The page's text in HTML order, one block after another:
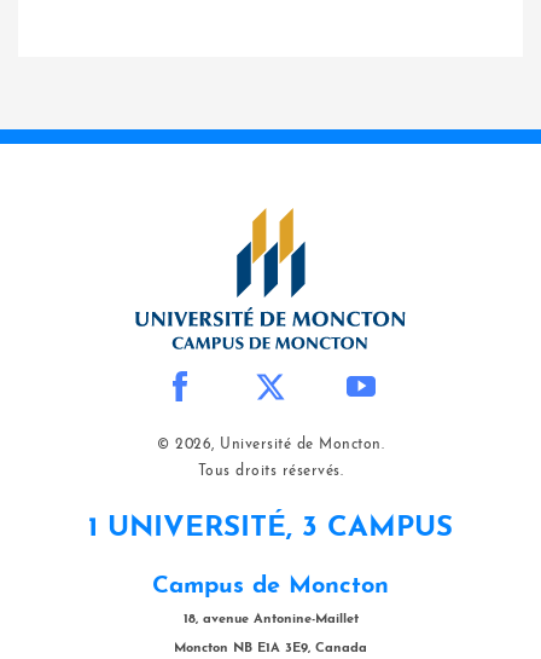
© 2026, Université de Moncton.
Tous droits réservés.
1 UNIVERSITÉ, 3 CAMPUS
Campus de Moncton
18, avenue Antonine-Maillet
Moncton NB E1A 3E9, Canada